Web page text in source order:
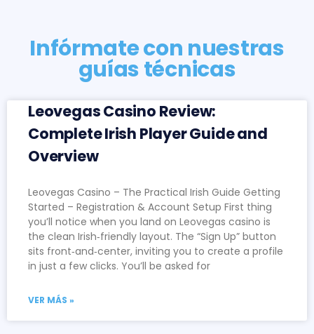
Infórmate con nuestras
guías técnicas
Leovegas Casino Review:
Complete Irish Player Guide and
Overview
Leovegas Casino – The Practical Irish Guide Getting
Started – Registration & Account Setup First thing
you’ll notice when you land on Leovegas casino is
the clean Irish‑friendly layout. The “Sign Up” button
sits front‑and‑center, inviting you to create a profile
in just a few clicks. You’ll be asked for
VER MÁS »